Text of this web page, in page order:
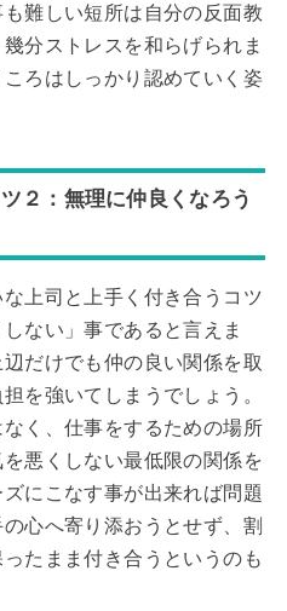
難しい短所は自分の反面教
分ストレスを和らげられま
ろはしっかり認めていく姿
２：無理に仲良くなろう
上司と上手く付き合うコツ
ない」事であると言えま
だけでも仲の良い関係を取
を強いてしまうでしょう。
く、仕事をするための場所
悪くしない最低限の関係を
にこなす事が出来れば問題
心へ寄り添おうとせず、割
たまま付き合うというのも